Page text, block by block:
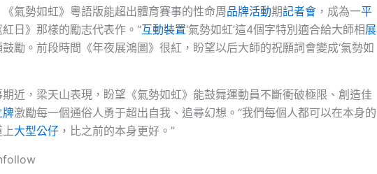
氣勢如虹》粵語版能超出體育賽事的性命周品牌活動期記者會 ，成為一平
紅日》那樣的勵志代表作。“互動裝置‘氣勢如虹’這4個字特別適合給大師相展
鼓勵。前段時間《年夜展鴻圖》很紅，盼望以后大師的祝願詞會變成‘氣勢如
近，梁天山表現，盼望《氣勢如虹》能鼓舞運動員不斷衝破極限、創造佳
牌激勵每一個通俗人勇于超出自我、追尋幻想。“我們每個人都可以在本身的
大型公仔 ，比之前的本身更好。”